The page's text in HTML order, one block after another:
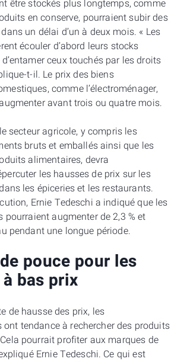
être stockés plus longtemps, comme
en conserve, pourraient subir des
un délai d’un à deux mois. « Les
écouler d’abord leurs stocks
ceux touchés par les droits
t-il. Le prix des biens
comme l’électroménager,
avant trois ou quatre mois.
secteur agricole, y compris les
bruts et emballés ainsi que les
alimentaires, devra
les hausses de prix sur les
les épiceries et les restaurants.
Ernie Tedeschi a indiqué que les
pourraient augmenter de 2,3 % et
pendant une longue période.
pouce pour les
bas prix
de hausse des prix, les
tendance à rechercher des produits
pourrait profiter aux marques de
Ernie Tedeschi. Ce qui est